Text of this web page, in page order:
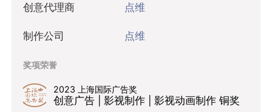
创意代理商 点维
制作公司 点维
奖项荣誉
2023 上海国际广告奖
创意广告 | 影视制作 | 影视动画制作 铜奖